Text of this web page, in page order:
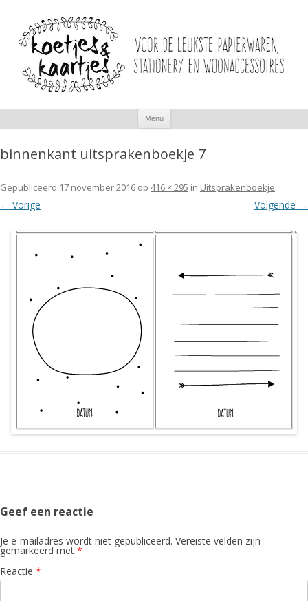
Menu
inhoud
binnenkant uitsprakenboekje 7
Gepubliceerd 17 november 2016 op 416 × 295 in Uitsprakenboekje.
← Vorige Volgende →
Geef een reactie
Je e-mailadres wordt niet gepubliceerd. Vereiste velden zijn
gemarkeerd met *
Reactie *